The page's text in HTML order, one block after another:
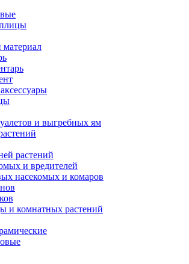
и выгребных ям
растений
и вредителей
насекомых и комаров
и комнатных растений